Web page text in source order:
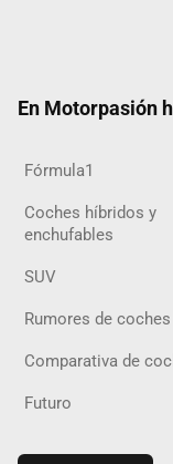
En Motorpasión
Fórmula1
Coches híbridos y
enchufables
SUV
Rumores de coches
Comparativa de
Futuro